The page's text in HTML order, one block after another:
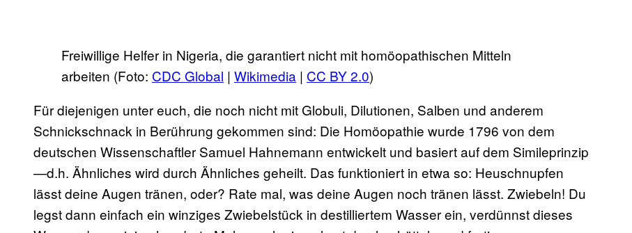
Freiwillige Helfer in Nigeria, die garantiert nicht mit homöopathischen Mitteln
arbeiten (Foto: CDC Global | Wikimedia | CC BY 2.0)
Für diejenigen unter euch, die noch nicht mit Globuli, Dilutionen, Salben und anderem
Schnickschnack in Berührung gekommen sind: Die Homöopathie wurde 1796 von dem
deutschen Wissenschaftler Samuel Hahnemann entwickelt und basiert auf dem Simileprinzip
—d.h. Ähnliches wird durch Ähnliches geheilt. Das funktioniert in etwa so: Heuschnupfen
lässt deine Augen tränen, oder? Rate mal, was deine Augen noch tränen lässt. Zwiebeln! Du
legst dann einfach ein winziges Zwiebelstück in destilliertem Wasser ein, verdünnst dieses